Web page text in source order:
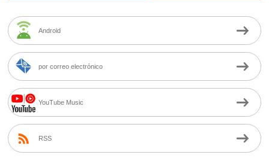
Android
por correo electrónico
YouTube Music
RSS